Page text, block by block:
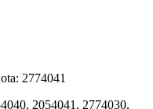
2774041
2054041, 2774030,